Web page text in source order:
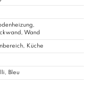
Wand
Küche
Bleu